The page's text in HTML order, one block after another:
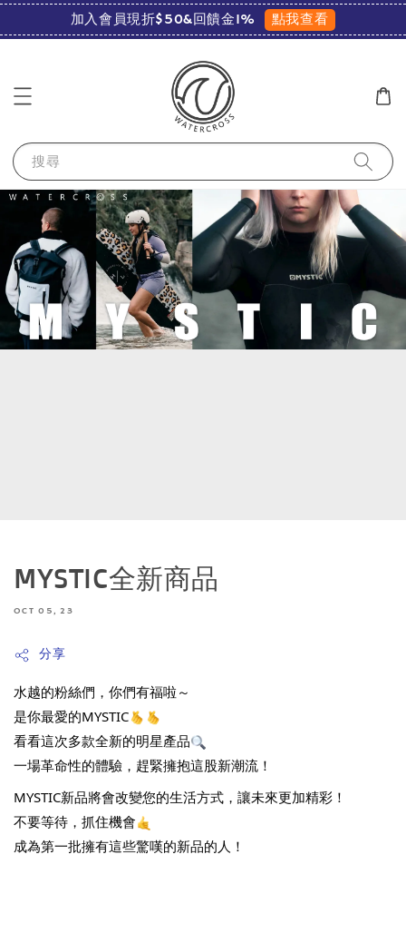
加入會員現折$50&回饋金1% 點我查看
搜尋
MYSTIC全新商品
OCT 05, 23
分享
水越的粉絲們，你們有福啦～
是你最愛的MYSTIC
看看這次多款全新的明星產品
一場革命性的體驗，趕緊擁抱這股新潮流！
MYSTIC新品將會改變您的生活方式，讓未來更加精彩！
不要等待，抓住機會
成為第一批擁有這些驚嘆的新品的人！